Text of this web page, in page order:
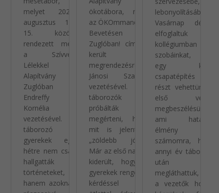
melyet 2025.
augusztus 11-
15. között
rendezett meg
a Szívvel-
Lélekkel
Alapítvány
Zuglóban
Endreffy
Kornélia
vezetésével. A
táborozó
gyerekek egy
hétre nem csak
hallgatták a
történeteket,
hanem azoknak
ökotábora, mely
az ÖKOmmandó –
Bevetésen
Zuglóban! címmel
került
megrendezésre
Jánosi Szabina
vezetésével. A
táborozók azt
próbálták
megérteni, hogy
mit is jelent a
„zöldebb jövő”.
Már az első napon
kiderült, hogy a
gyerekek rengeteg
kérdéssel és
lebonyolításába.
Vasárnap délután
elfoglaltuk a
kollégiumban a
szobáinkat, majd
egy közös
csapatépítés után
részt vehettünk az
első vezetői
megbeszélésünkön,
ami hatalmas
élmény volt
számomra, hiszen
annyi év táborozás
után végre
megláthattuk, hogy
a vezetők hogyan